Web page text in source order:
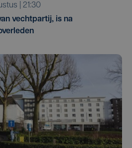
| 21:30
vechtpartij, is na